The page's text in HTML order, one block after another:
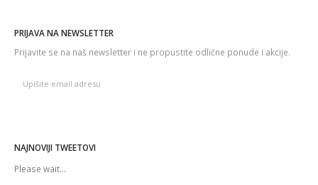
PRIJAVA NA NEWSLETTER
Prijavite se na naš newsletter i ne propustite odlične ponude i akcije.
NAJNOVIJI TWEETOVI
Please wait...